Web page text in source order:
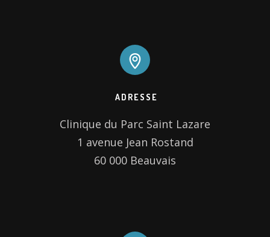
ADRESSE
Clinique du Parc Saint Lazare
1 avenue Jean Rostand
60 000 Beauvais